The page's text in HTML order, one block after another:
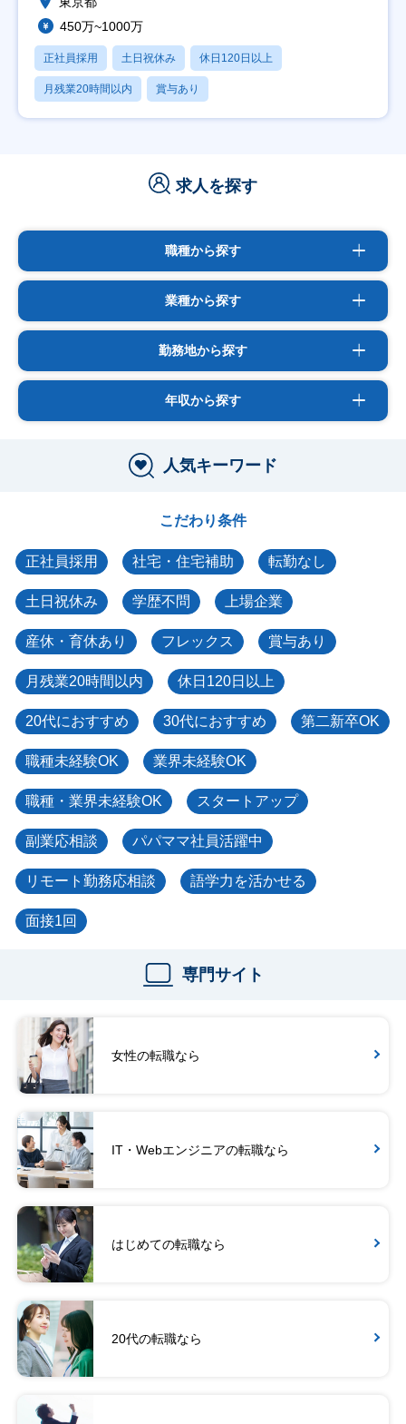
450万~1000万
正社員採用 土日祝休み 休日120日以上
月残業20時間以内 賞与あり
求人を探す
職種から探す
業種から探す
勤務地から探す
年収から探す
人気キーワード
こだわり条件
正社員採用 社宅・住宅補助 転勤なし
土日祝休み 学歴不問 上場企業
産休・育休あり フレックス 賞与あり
月残業20時間以内 休日120日以上
20代におすすめ 30代におすすめ 第二新卒OK
職種未経験OK 業界未経験OK
職種・業界未経験OK スタートアップ
副業応相談 パパママ社員活躍中
リモート勤務応相談 語学力を活かせる
面接1回
専門サイト
女性の転職なら
IT・Webエンジニアの転職なら
はじめての転職なら
20代の転職なら